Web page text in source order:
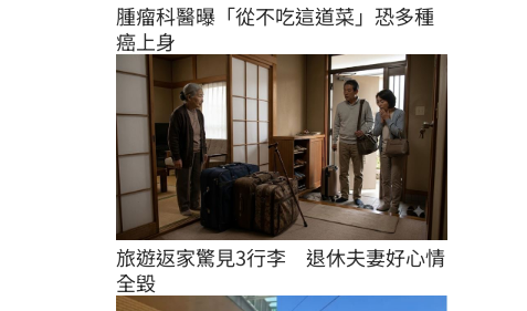
腫瘤科醫曝「從不吃這道菜」恐多種
癌上身
旅遊返家驚見3行李　退休夫妻好心情
全毀